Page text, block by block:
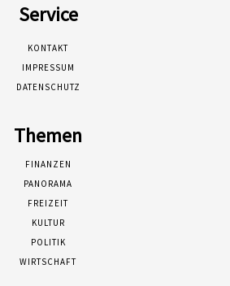
Service
KONTAKT
IMPRESSUM
DATENSCHUTZ
Themen
FINANZEN
PANORAMA
FREIZEIT
KULTUR
POLITIK
WIRTSCHAFT